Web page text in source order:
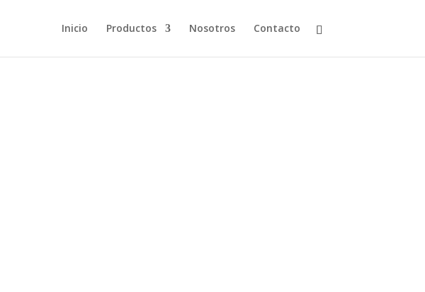
Inicio Productos Nosotros Contacto